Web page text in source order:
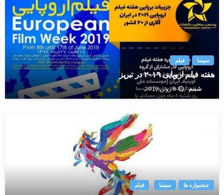
سینما فیلم
هفته فیلم اروپایی ۲۰۱۹ در تبریز
شبنم 8 ژوئن 2019
جشنواره ها سینما فیلم